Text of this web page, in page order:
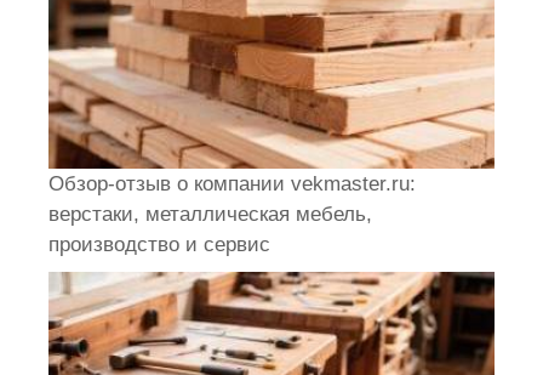
Обзор-отзыв о компании vekmaster.ru:
верстаки, металлическая мебель,
производство и сервис